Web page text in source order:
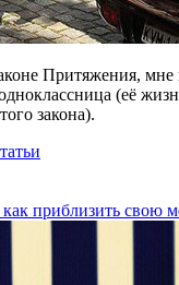
Притяжения, мне
(её
закона).
приблизить свою